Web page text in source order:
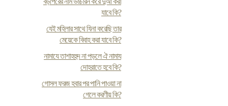
যাবে কি?
যেই মহিলার সাথে যিনা করেছি তার
মেয়েকে বিবাহ করা যাবে কি?
নামাযে তাশাহহুদ না পড়লে ঐ নামায
দোহরাতে হবে কি?
গোসল ফরজ হবার পর পানি পাওয়া না
গেলে করণীয় কি?